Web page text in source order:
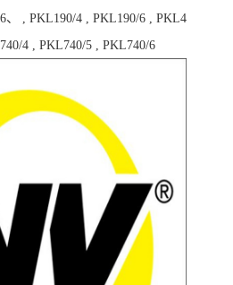
, PKL190/4 , PKL190/6 , PKL4
4 , PKL740/5 , PKL740/6